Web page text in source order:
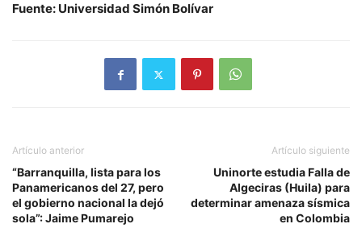
Fuente: Universidad Simón Bolívar
Artículo anterior
“Barranquilla, lista para los
Panamericanos del 27, pero
el gobierno nacional la dejó
sola”: Jaime Pumarejo
Artículo siguiente
Uninorte estudia Falla de
Algeciras (Huila) para
determinar amenaza sísmica
en Colombia